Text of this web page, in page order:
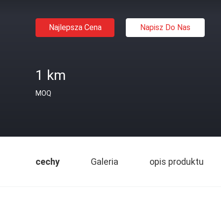
Najlepsza Cena Napisz Do Nas
1 km
MOQ
cechy Galeria opis produktu